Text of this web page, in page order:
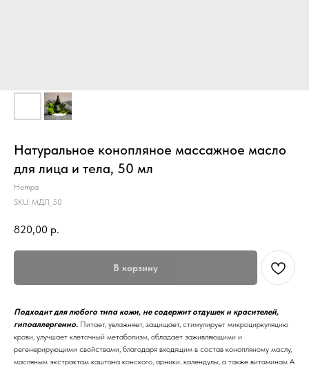
Натуральное конопляное массажное масло
для лица и тела, 50 мл
Hempa
SKU: МДЛ_50
820,00 р.
В корзину
Подходит для любого типа кожи, не содержит отдушек и красителей,
гипоаллергенно. Питает, увлажняет, защищает, стимулирует микроциркуляцию
крови, улучшает клеточный метаболизм, обладает заживляющими и
регенерирующими свойствами, благодаря входящим в состав конопляному маслу,
масляным экстрактам каштана конского, арники, календулы, а также витаминам А